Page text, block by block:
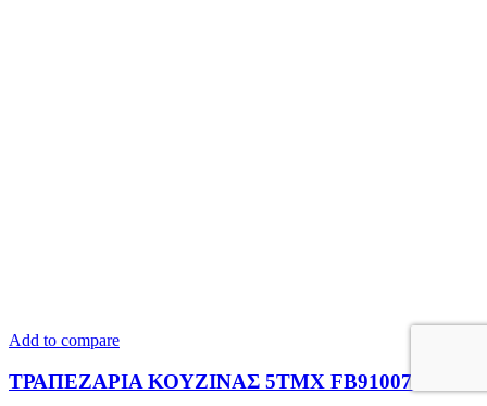
Add to compare
ΤΡΑΠΕΖΑΡΙΑ ΚΟΥΖΙΝΑΣ 5ΤΜΧ FB910077.04